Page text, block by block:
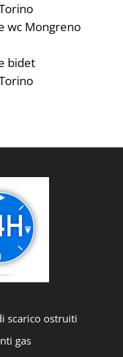
wc Mongreno
bidet
scarico ostruiti
gas